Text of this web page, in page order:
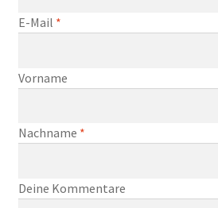
Mein Konto
RegenbogenCurly
E-Mail *erforderlich
Vorname
Nachname *erforderlich
Page URI *erforderlich
Deine Kommentare